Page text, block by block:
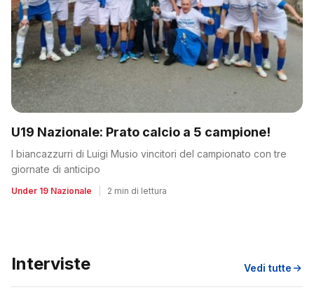
U19 Nazionale: Prato calcio a 5 campione!
I biancazzurri di Luigi Musio vincitori del campionato con tre
giornate di anticipo
Under 19 Nazionale 2 min di lettura
Interviste Vedi tutte